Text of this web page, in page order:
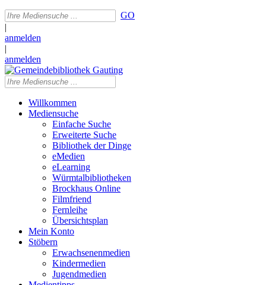
GO
|
anmelden
|
anmelden
Willkommen
Mediensuche
Einfache Suche
Erweiterte Suche
Bibliothek der Dinge
eMedien
eLearning
Würmtalbibliotheken
Brockhaus Online
Filmfriend
Fernleihe
Übersichtsplan
Mein Konto
Stöbern
Erwachsenenmedien
Kindermedien
Jugendmedien